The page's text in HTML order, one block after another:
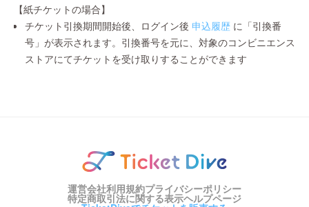
【紙チケットの場合】
チケット引換期間開始後、ログイン後 申込履歴 に「引換番
号」が表示されます。引換番号を元に、対象のコンビニエンス
ストアにてチケットを受け取りすることができます
運営会社利用規約プライバシーポリシー
特定商取引法に関する表示ヘルプページ